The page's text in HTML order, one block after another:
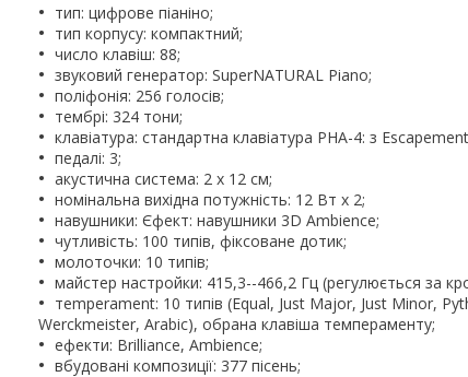
тип: цифрове піаніно;
тип корпусу: компактний;
число клавіш: 88;
звуковий генератор: SuperNATURAL Piano;
поліфонія: 256 голосів;
тембрі: 324 тони;
клавіатура: стандартна клавіатура PHA-4: з
педалі: 3;
акустична система: 2 х 12 см;
номінальна вихідна потужність: 12 Вт x 2;
навушники: Єфект: навушники 3D Ambience;
чутливість: 100 типів, фіксоване дотик;
молоточки: 10 типів;
майстер настройки: 415,3--466,2 Гц (регулюється за
тemperament: 10 типів (Equal, Just Major, Just Minor,
Werckmeister, Arabic), обрана клавіша темпераменту;
ефекти: Brilliance, Ambience;
вбудовані композиції: 377 пісень;